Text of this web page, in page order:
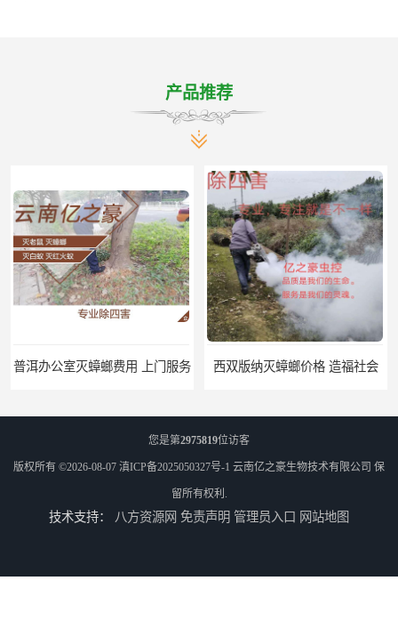
产品推荐
普洱办公室灭蟑螂费用 上门服务 西双版纳灭蟑螂价格 造福社会
您是第2975819位访客
版权所有 ©2026-08-07 滇ICP备2025050327号-1 云南亿之豪生物技术有限公司 保
留所有权利.
技术支持： 八方资源网 免责声明 管理员入口 网站地图